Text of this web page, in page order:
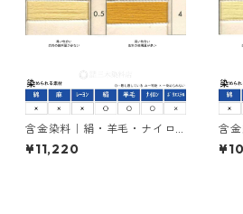
含金染料｜絹・羊毛・ナイロ
ンを染める｜500g｜ラニール
エローRRN（赤みの黄色）
¥11,220
含
ン
エ